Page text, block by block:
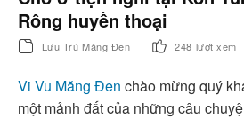
Rông huyền thoại
Lưu Trú Măng Đen 248 lượt xem
Vi Vu Măng Đen chào mừng quý
một mảnh đất của những câu